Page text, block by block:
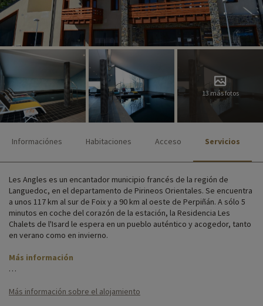
13 más fotos
Informaciónes Habitaciones Acceso Servicios
Les Angles es un encantador municipio francés de la región de
Languedoc, en el departamento de Pirineos Orientales. Se encuentra
a unos 117 km al sur de Foix y a 90 km al oeste de Perpiñán. A sólo 5
minutos en coche del corazón de la estación, la Residencia Les
Chalets de l'Isard le espera en un pueblo auténtico y acogedor, tanto
en verano como en invierno.
Más información
pistas, venga a alojarse con su familia en uno de los bonitos chalets
Más información sobre el alojamiento